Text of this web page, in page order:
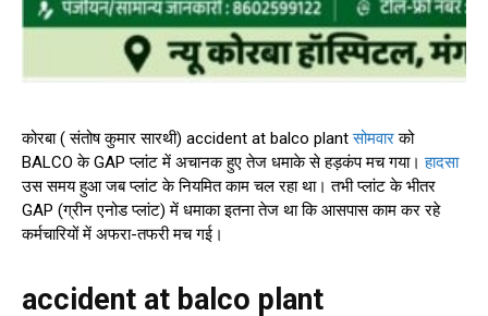
कोरबा ( संतोष कुमार सारथी) accident at balco plantसोमवारको
BALCO के GAP प्लांट में अचानक हुए तेज धमाके से हड़कंप मच गया।हादसा
उस समय हुआ जब प्लांट के नियमित काम चल रहा था। तभी प्लांट के भीतर
GAP (ग्रीन एनोड प्लांट) में धमाका इतना तेज था कि आसपास काम कर रहे
कर्मचारियों में अफरा-तफरी मच गई।
accident at balco plant